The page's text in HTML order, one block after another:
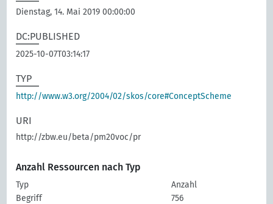
Dienstag, 14. Mai 2019 00:00:00
DC:PUBLISHED
2025-10-07T03:14:17
TYP
http://www.w3.org/2004/02/skos/core#ConceptScheme
URI
http://zbw.eu/beta/pm20voc/pr
Anzahl Ressourcen nach Typ
Typ
Anzahl
Begriff
756